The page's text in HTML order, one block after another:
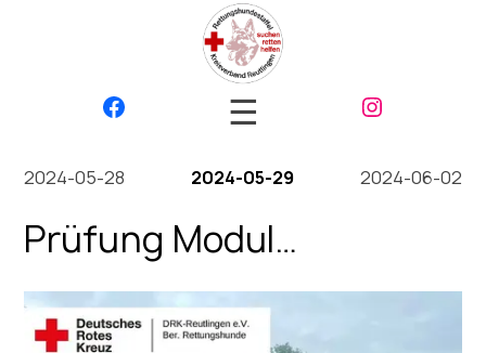
☰
2024-05-28 2024-05-29 2024-06-02
Prüfung Modul
Grundgehorsam 2024